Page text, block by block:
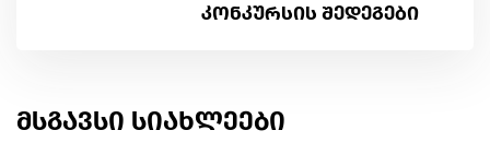
კონკურსის შედეგები
მსგავსი სიახლეები